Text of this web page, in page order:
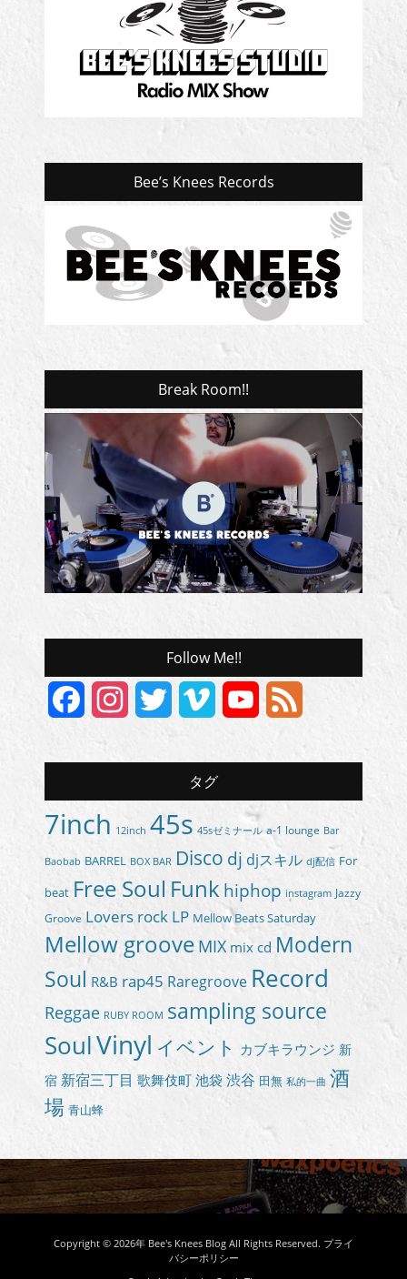
Bee’s Knees Records
Break Room!!
Follow Me!!
FacebookInstagram
Twitter Vimeo
YouTube
タグ
7inch 12inch 45s 45sゼミナール a-1 lounge Bar
Baobab BARREL BOX BAR Disco dj djスキル dj配信 For
beat Free Soul Funk hiphop instagram Jazzy
Groove Lovers rock LP Mellow Beats Saturday
Mellow groove MIX mix cd Modern
Soul R&B rap45 Raregroove Record
Reggae RUBY ROOM sampling source
SoulVinyl イベント カブキラウンジ 新
宿 新宿三丁目 歌舞伎町 池袋 渋谷 田無 私的一曲 酒
場 青山蜂
Copyright © 2026年 Bee's Knees Blog All Rights Reserved. プライ
バシーポリシー